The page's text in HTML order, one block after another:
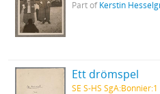
Part ofKerstin
Ett drömspel
SE S-HS SgA:Bonnier:1